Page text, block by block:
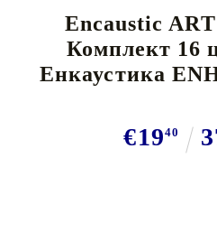
Encaustic
Комплект 16
Енкаустика
€1940